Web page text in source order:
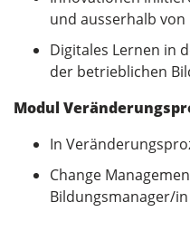
und ausserhalb
Digitales Lernen in
der betrieblichen
Modul
In
Change
Bildungsmanager/in